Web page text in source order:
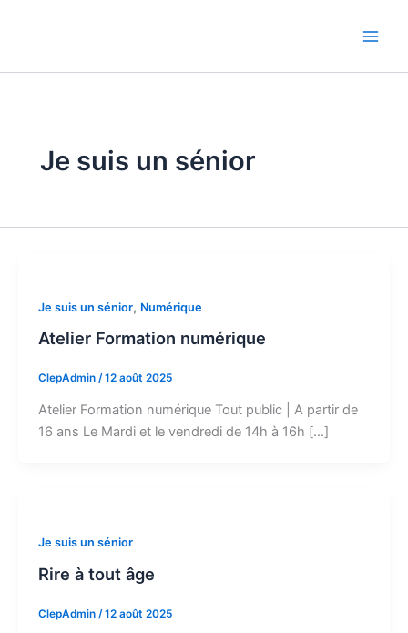
Je suis un sénior
Je suis un sénior, Numérique
Atelier Formation numérique
ClepAdmin /12 août 2025
Atelier Formation numérique Tout public | A partir de
16 ans Le Mardi et le vendredi de 14h à 16h […]
Je suis un sénior
Rire à tout âge
ClepAdmin /12 août 2025